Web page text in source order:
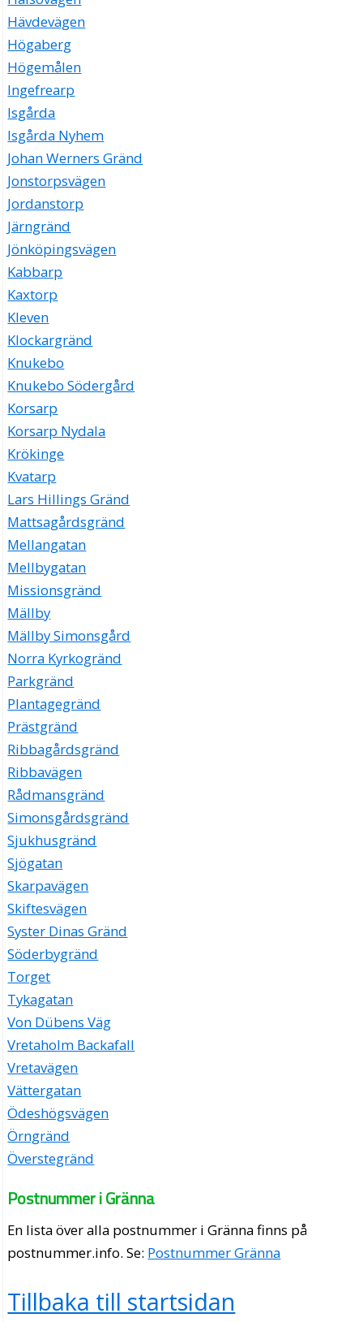
Hävdevägen
Högaberg
Högemålen
Ingefrearp
Isgårda
Isgårda Nyhem
Johan Werners Gränd
Jonstorpsvägen
Jordanstorp
Järngränd
Jönköpingsvägen
Kabbarp
Kaxtorp
Kleven
Klockargränd
Knukebo
Knukebo Södergård
Korsarp
Korsarp Nydala
Krökinge
Kvatarp
Lars Hillings Gränd
Mattsagårdsgränd
Mellangatan
Mellbygatan
Missionsgränd
Mällby
Mällby Simonsgård
Norra Kyrkogränd
Parkgränd
Plantagegränd
Prästgränd
Ribbagårdsgränd
Ribbavägen
Rådmansgränd
Simonsgårdsgränd
Sjukhusgränd
Sjögatan
Skarpavägen
Skiftesvägen
Syster Dinas Gränd
Söderbygränd
Torget
Tykagatan
Von Dübens Väg
Vretaholm Backafall
Vretavägen
Vättergatan
Ödeshögsvägen
Örngränd
Överstegränd
Postnummer i Gränna
En lista över alla postnummer i Gränna finns på
postnummer.info. Se: Postnummer Gränna
Tillbaka till startsidan